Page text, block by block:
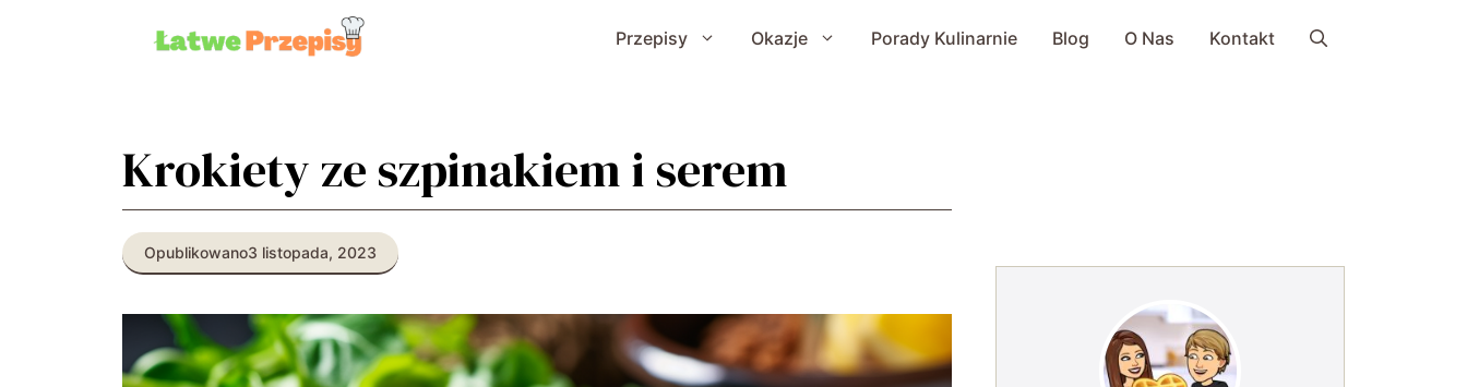
Przepisy Okazje Porady Kulinarnie Blog O Nas Kontakt
Krokiety ze szpinakiem i serem
Opublikowano3 listopada, 2023